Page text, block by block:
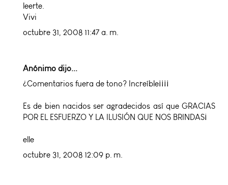
leerte.
Vivi
octubre 31, 2008 11:47 a. m.
Anónimo dijo...
¿Comentarios fuera de tono? Increíble¡¡¡¡
Es de bien nacidos ser agradecidos así que GRACIAS
POR EL ESFUERZO Y LA ILUSIÓN QUE NOS BRINDAS¡
elle
octubre 31, 2008 12:09 p. m.